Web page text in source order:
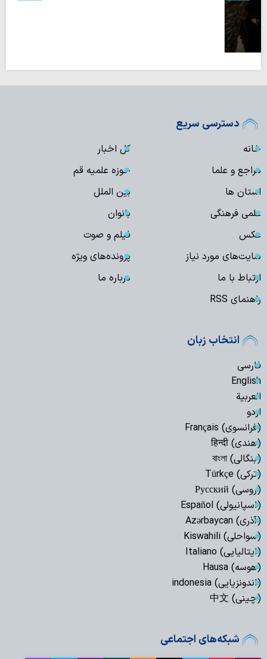
دسترسی سریع
خانه
کل اخبار
مراجع و علما
حوزه علمیه قم
استان ها
بین الملل
علمی فرهنگی
بانوان
عکس
فیلم و صوت
سایت‌های مورد نیاز
پرونده‌های ویژه
ارتباط با ما
درباره ما
راهنمای RSS
انتخاب زبان
فارسی
English
العربیة
اردو
(فرانسوی) Français
(هندی) हिन्दी
(بنگالی) বাংলা
(ترکی) Türkçe
(روسی) Русский
(اسپانیولی) Español
(آذری) Azərbaycan
(سواحلی) Kiswahili
(ایتالیایی) Italiano
(هوسه) Hausa
(اندونزیایی) indonesia
(چینی) 中文
شبکه‌های اجتماعی